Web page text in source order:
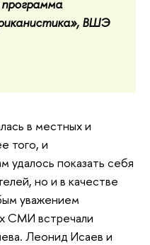
программа
ВШЭ
в местных и
того, и
удалось показать себя
но и в качестве
уважением
СМИ встречали
Леонид Исаев и